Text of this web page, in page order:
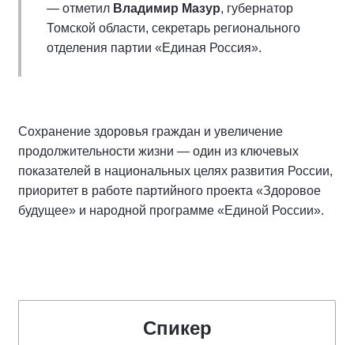
— отметил Владимир Мазур, губернатор
Томской области, секретарь регионального
отделения партии «Единая Россия».
Сохранение здоровья граждан и увеличение
продолжительности жизни — один из ключевых
показателей в национальных целях развития России,
приоритет в работе партийного проекта «Здоровое
будущее» и народной программе «Единой России».
Спикер